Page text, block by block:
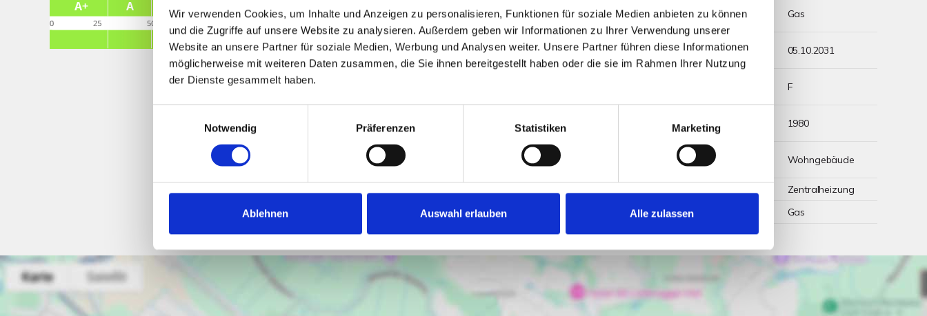
Wir verwenden Cookies, um Inhalte und Anzeigen zu personalisieren, Funktionen für soziale Medien anbieten zu können
und die Zugriffe auf unsere Website zu analysieren. Außerdem geben wir Informationen zu Ihrer Verwendung unserer
Website an unsere Partner für soziale Medien, Werbung und Analysen weiter. Unsere Partner führen diese Informationen
möglicherweise mit weiteren Daten zusammen, die Sie ihnen bereitgestellt haben oder die sie im Rahmen Ihrer Nutzung
der Dienste gesammelt haben.
Notwendig
Präferenzen Statistiken Marketing
Ablehnen Auswahl erlauben Alle zulassen
Wesentlicher
Energieträger
Gas
Energieausweis
gültig bis
05.10.2031
F
Baujahr
1980
Energieausweis
Gebäudeart
Wohngebäude
Zentralheizung
Befeuerung
Gas